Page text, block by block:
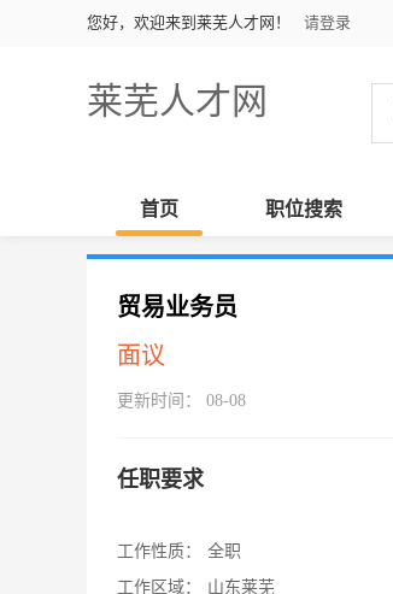
您好，欢迎来到莱芜人才网！ 请登录
莱芜人才网
首页 职位搜索
贸易业务员
面议
更新时间： 08-08
任职要求
工作性质：
全职
工作区域：
山东莱芜